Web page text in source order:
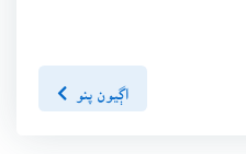
اڳيون پنو